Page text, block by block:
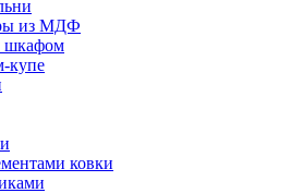
из МДФ
шкафом
купе
ковки